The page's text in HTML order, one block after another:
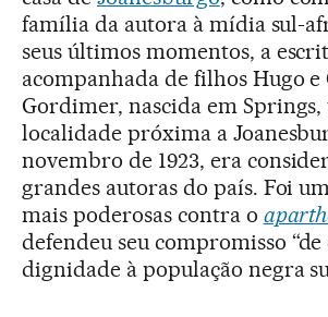
família da autora à mídia sul-
seus últimos momentos, a
acompanhada de filhos Hugo e
Gordimer, nascida em Springs,
localidade próxima a
novembro de 1923, era
grandes autoras do país. Foi
mais poderosas contra o
defendeu seu compromisso
dignidade à população negra